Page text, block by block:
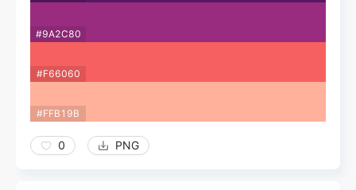
#9A2C80
#F66060
#FFB19B
0 PNG